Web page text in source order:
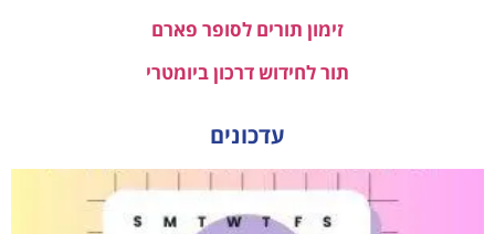
זימון תורים לסופר פארם
תור לחידוש דרכון ביומטרי
עדכונים